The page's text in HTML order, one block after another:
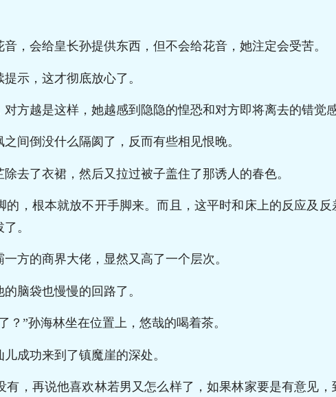
，会给皇长孙提供东西，但不会给花音，她注定会受苦。
示，这才彻底放心了。
方越是这样，她越感到隐隐的惶恐和对方即将离去的错觉感
间倒没什么隔阂了，反而有些相见恨晚。
去了衣裙，然后又拉过被子盖住了那诱人的春色。
，根本就放不开手脚来。而且，这平时和床上的反应及反
。
方的商界大佬，显然又高了一个层次。
脑袋也慢慢的回路了。
”孙海林坐在位置上，悠哉的喝着茶。
成功来到了镇魔崖的深处。
，再说他喜欢林若男又怎么样了，如果林家要是有意见，